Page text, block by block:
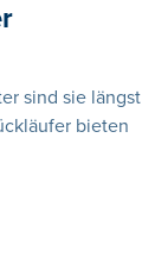
sind sie längst
bieten